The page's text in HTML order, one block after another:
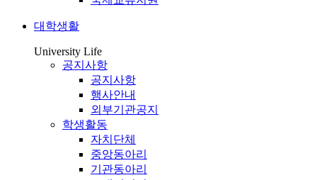
대학생활
University Life
공지사항
공지사항
행사안내
외부기관공지
학생활동
자치단체
중앙동아리
기관동아리